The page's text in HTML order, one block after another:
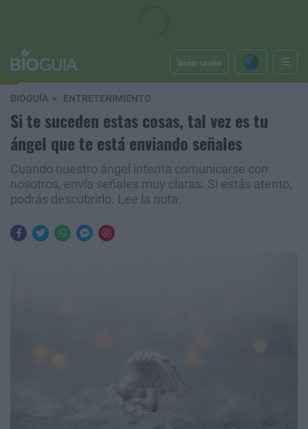
Iniciar sesión
BIOGUÍA ENTRETENIMIENTO
Si te suceden estas cosas, tal vez es tu
ángel que te está enviando señales
Cuando nuestro ángel intenta comunicarse con
nosotros, envía señales muy claras. Si estás atento,
podrás descubrirlo. Lee la nota.